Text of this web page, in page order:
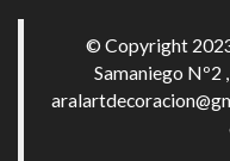
© Copyright
Samaniego Nº2